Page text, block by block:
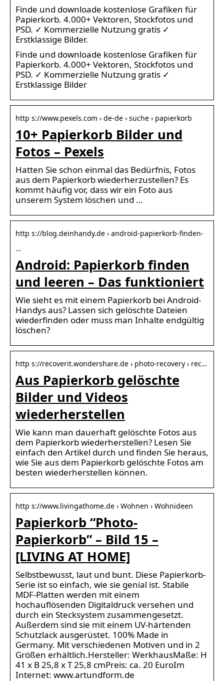
Finde und downloade kostenlose Grafiken für
Papierkorb. 4.000+ Vektoren, Stockfotos und
PSD. ✓ Kommerzielle Nutzung gratis ✓
Erstklassige Bilder.
Finde und downloade kostenlose Grafiken für
Papierkorb. 4.000+ Vektoren, Stockfotos und
PSD. ✓ Kommerzielle Nutzung gratis ✓
Erstklassige Bilder
http s://www.pexels.com › de-de › suche › papierkorb
10+ Papierkorb Bilder und
Fotos – Pexels
Hatten Sie schon einmal das Bedürfnis, Fotos
aus dem Papierkorb wiederherzustellen? Es
kommt häufig vor, dass wir ein Foto aus
unserem System löschen und …
http s://blog.deinhandy.de › android-papierkorb-finden-
…
Android: Papierkorb finden
und leeren – Das funktioniert
Wie sieht es mit einem Papierkorb bei Android-
Handys aus? Lassen sich gelöschte Dateien
wiederfinden oder muss man Inhalte endgültig
löschen?
http s://recoverit.wondershare.de › photo-recovery › rec…
Aus Papierkorb gelöschte
Bilder und Videos
wiederherstellen
Wie kann man dauerhaft gelöschte Fotos aus
dem Papierkorb wiederherstellen? Lesen Sie
einfach den Artikel durch und finden Sie heraus,
wie Sie aus dem Papierkorb gelöschte Fotos am
besten wiederherstellen können.
http s://www.livingathome.de › Wohnen › Wohnideen
Papierkorb “Photo-
Papierkorb” – Bild 15 –
[LIVING AT HOME]
Selbstbewusst, laut und bunt. Diese Papierkorb-
Serie ist so einfach, wie sie genial ist. Stabile
MDF-Platten werden mit einem
hochauflösenden Digitaldruck versehen und
durch ein Stecksystem zusammengesetzt.
Außerdem sind sie mit einem UV-härtenden
Schutzlack ausgerüstet. 100% Made in
Germany. Mit verschiedenen Motiven und in 2
Größen erhältlich.Hersteller: WerkhausMaße: H
41 x B 25,8 x T 25,8 cmPreis: ca. 20 EuroIm
Internet: www.artundform.de